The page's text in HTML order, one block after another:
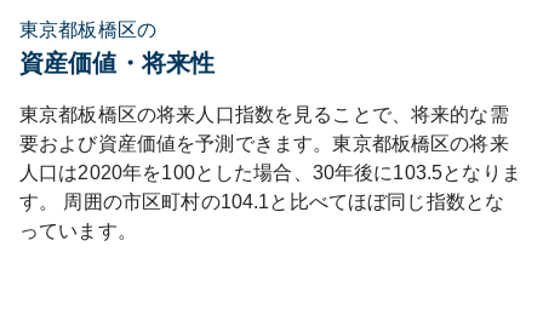
東京都板橋区の
資産価値・将来性
東京都板橋区の将来人口指数を見ることで、将来的な需
要および資産価値を予測できます。東京都板橋区の将来
人口は2020年を100とした場合、30年後に103.5となりま
す。
周囲の市区町村の104.1と比べてほぼ同じ指数とな
っています。